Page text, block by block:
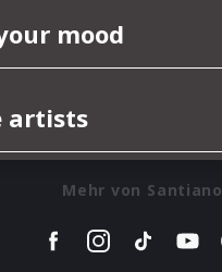
Mehr von Santiano